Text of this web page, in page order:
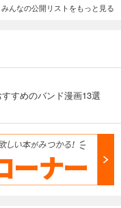
みんなの公開リストをもっと見る
すめのバンド漫画13選